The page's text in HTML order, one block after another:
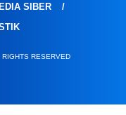
SIBER
RESERVED